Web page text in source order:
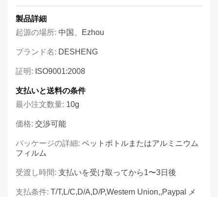
製品詳細
起源の場所: 中国、ezhou
ブランド名: DESHENG
証明: ISO9001:2008
支払いと送料の条件
最小注文数量: 10g
価格: 交渉可能
パッケージの詳細: ペットボトルまたはアルミニウム
フィルム
受渡し時間: 支払いを受け取ってから1〜3日後
支払条件: T/T,L/C,D/A,D/P,Western Union,,Paypal メ